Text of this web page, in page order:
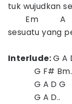
tuk wujudkan
Em A
sesuatu yang
Interlude:G A
G F#
G A D G
G A D..